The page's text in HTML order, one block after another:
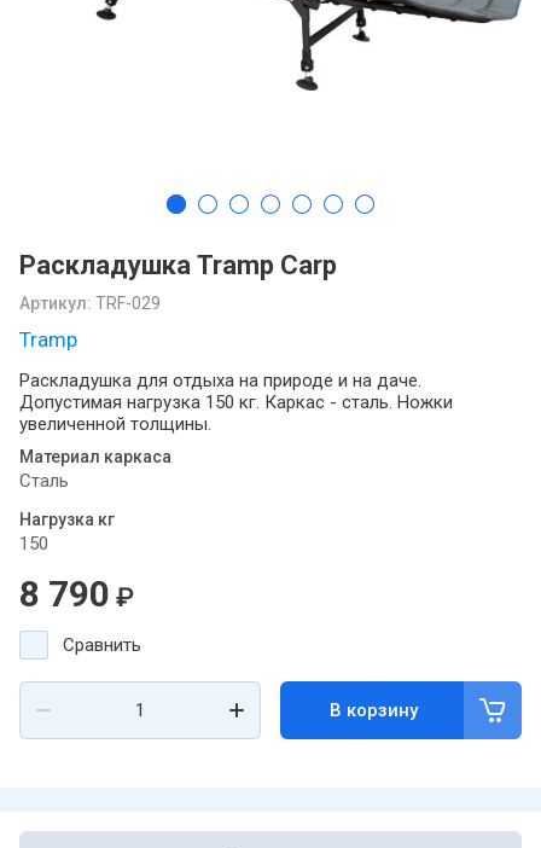
Раскладушка Tramp Carp
Артикул: TRF-029
Tramp
Раскладушка для отдыха на природе и на даче.
Допустимая нагрузка 150 кг. Каркас - сталь. Ножки
увеличенной толщины.
Материал каркаса
Сталь
Нагрузка кг
150
8 790 ₽
Сравнить
В корзину